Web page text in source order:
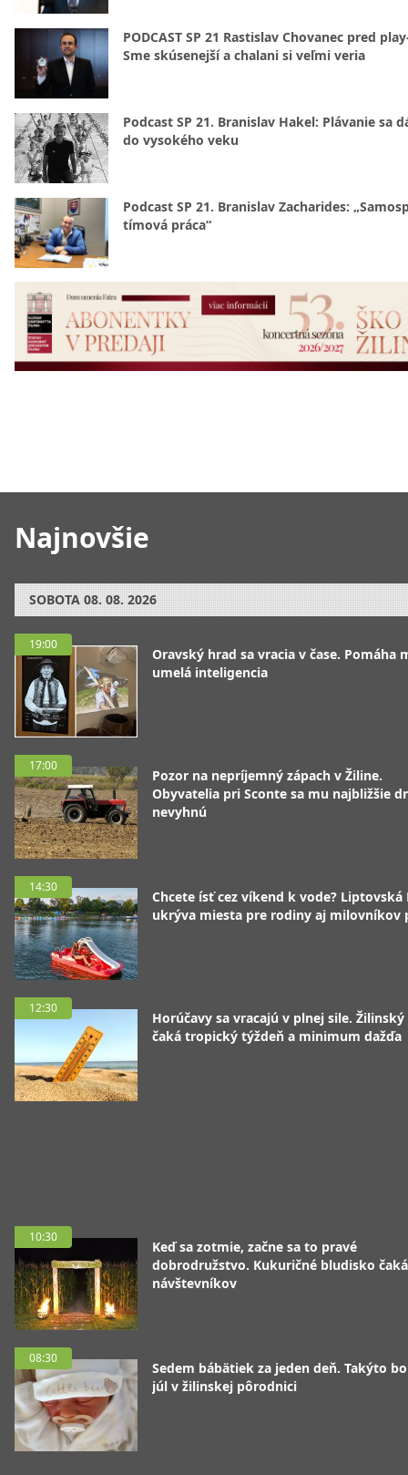
Najnovšie
SOBOTA 08. 08. 2026
19:00
Oravský hrad sa vracia v čase. Pomáha
umelá inteligencia
17:00
Pozor na nepríjemný zápach v Žiline.
Obyvatelia pri Sconte sa mu najbližšie
nevyhnú
14:30
Chcete ísť cez víkend k vode? Liptovská
ukrýva miesta pre rodiny aj milovníkov
12:30
Horúčavy sa vracajú v plnej sile.
čaká tropický týždeň a minimum dažďa
10:30
Keď sa zotmie, začne sa to pravé
dobrodružstvo. Kukuričné bludisko
návštevníkov
08:30
Sedem bábätiek za jeden deň. Takýto
júl v žilinskej pôrodnici
PODCAST SP 21 Rastislav Chovanec pred
Sme skúsenejší a chalani si veľmi veria
Podcast SP 21. Branislav Hakel: Plávanie sa
do vysokého veku
Podcast SP 21. Branislav Zacharides:
tímová práca“